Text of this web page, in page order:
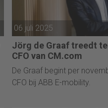
06 juli 2025
Jörg de Graaf treedt
CFO van CM.com
De Graaf begint per
CFO bij ABB E-mobility.